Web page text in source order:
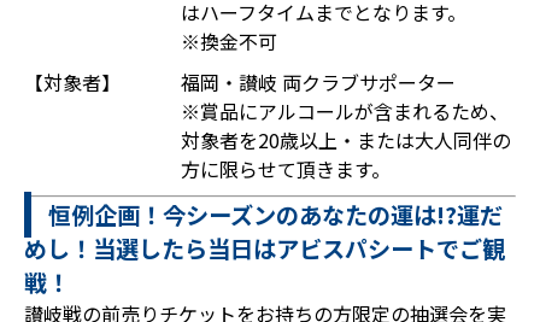
はハーフタイムまでとなります。
※換金不可
【対象者】
福岡・讃岐 両クラブサポーター
※賞品にアルコールが含まれるため、
対象者を20歳以上・または大人同伴の
方に限らせて頂きます。
恒例企画！今シーズンのあなたの運は!?運だ
めし！当選したら当日はアビスパシートでご観
戦！
讃岐戦の前売りチケットをお持ちの方限定の抽選会を実